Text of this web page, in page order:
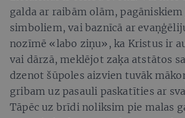
galda ar raibām olām,
simboliem, vai baznīcā ar
nozīmē «labo ziņu», ka Kristus ir
vai dārzā, meklējot zaķa atstātos
dzenot šūpoles aizvien tuvāk
gribam uz pasauli paskatīties ar
Tāpēc uz brīdi noliksim pie malas